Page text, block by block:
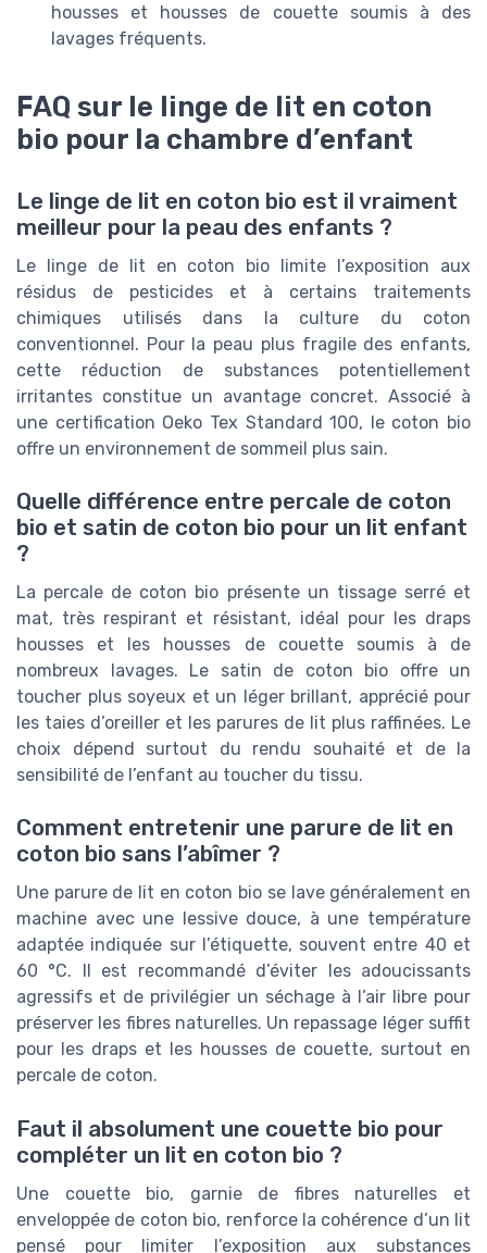
housses et housses de couette soumis à des
lavages fréquents.
FAQ sur le linge de lit en coton
bio pour la chambre d’enfant
Le linge de lit en coton bio est il vraiment
meilleur pour la peau des enfants ?
Le linge de lit en coton bio limite l’exposition aux
résidus de pesticides et à certains traitements
chimiques utilisés dans la culture du coton
conventionnel. Pour la peau plus fragile des enfants,
cette réduction de substances potentiellement
irritantes constitue un avantage concret. Associé à
une certification Oeko Tex Standard 100, le coton bio
offre un environnement de sommeil plus sain.
Quelle différence entre percale de coton
bio et satin de coton bio pour un lit enfant
?
La percale de coton bio présente un tissage serré et
mat, très respirant et résistant, idéal pour les draps
housses et les housses de couette soumis à de
nombreux lavages. Le satin de coton bio offre un
toucher plus soyeux et un léger brillant, apprécié pour
les taies d’oreiller et les parures de lit plus raffinées. Le
choix dépend surtout du rendu souhaité et de la
sensibilité de l’enfant au toucher du tissu.
Comment entretenir une parure de lit en
coton bio sans l’abîmer ?
Une parure de lit en coton bio se lave généralement en
machine avec une lessive douce, à une température
adaptée indiquée sur l’étiquette, souvent entre 40 et
60 °C. Il est recommandé d’éviter les adoucissants
agressifs et de privilégier un séchage à l’air libre pour
préserver les fibres naturelles. Un repassage léger suffit
pour les draps et les housses de couette, surtout en
percale de coton.
Faut il absolument une couette bio pour
compléter un lit en coton bio ?
Une couette bio, garnie de fibres naturelles et
enveloppée de coton bio, renforce la cohérence d’un lit
pensé pour limiter l’exposition aux substances